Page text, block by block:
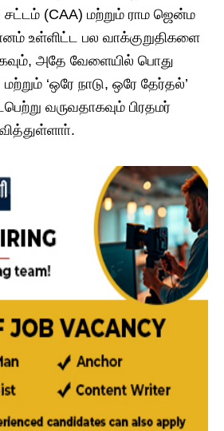
சட்டம் (CAA) மற்றும் ராம ஜென்ம
உள்ளிட்ட பல வாக்குறுதிகளை
அதே வேளையில் பொது
‘ஒரே நாடு, ஒரே தேர்தல்’
வருவதாகவும் பிரதமர்